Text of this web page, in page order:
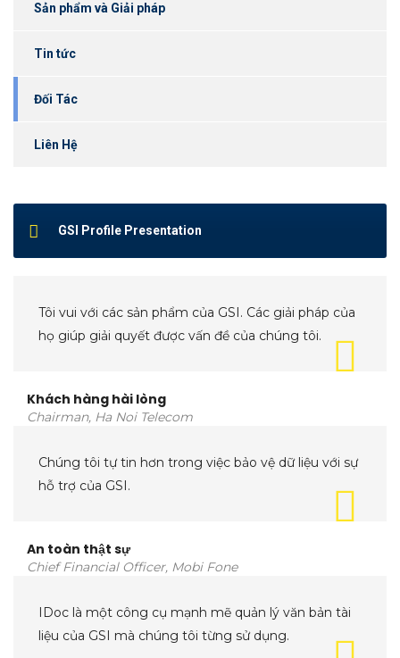
Sản phẩm và Giải pháp
Tin tức
Đối Tác
Liên Hệ
GSI Profile Presentation
Tôi vui với các sản phẩm của GSI. Các giải pháp của
họ giúp giải quyết được vấn đề của chúng tôi.
Khách hàng hài lòng
Chairman, Ha Noi Telecom
Chúng tôi tự tin hơn trong việc bảo vệ dữ liệu với sự
hỗ trợ của GSI.
An toàn thật sự
Chief Financial Officer, Mobi Fone
IDoc là một công cụ mạnh mẽ quản lý văn bản tài
liệu của GSI mà chúng tôi từng sử dụng.